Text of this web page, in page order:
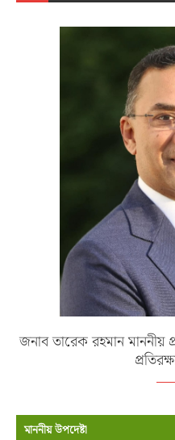
জনাব তারেক রহমান মাননীয়
মাননীয় উপদেষ্টা